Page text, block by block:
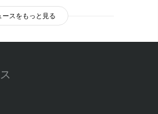
ースをもっと見る